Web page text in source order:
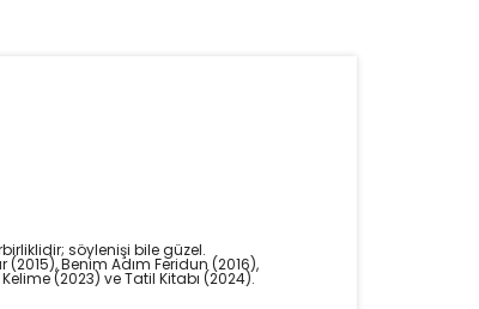
söylenişi bile güzel.
Benim Adım Feridun (2016),
(2023) ve Tatil Kitabı (2024).